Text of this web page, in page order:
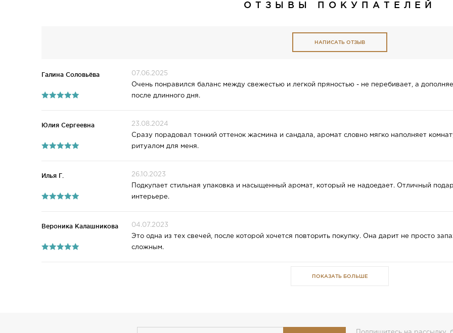
ОТЗЫВЫ ПОКУПАТЕЛЕЙ
НАПИСАТЬ ОТЗЫВ
Галина Соловьёва
07.06.2025
Очень понравился баланс между свежестью и легкой пряностью - не перебивает, а
после длинного дня.
Юлия Сергеевна
23.08.2024
Сразу порадовал тонкий оттенок жасмина и сандала, аромат словно мягко наполняет
ритуалом для меня.
Илья Г.
26.10.2023
Подкупает стильная упаковка и насыщенный аромат, который не надоедает. Отличный
интерьере.
Вероника Калашникова
04.07.2023
Это одна из тех свечей, после которой хочется повторить покупку. Она дарит не просто
сложным.
ПОКАЗАТЬ БОЛЬШЕ